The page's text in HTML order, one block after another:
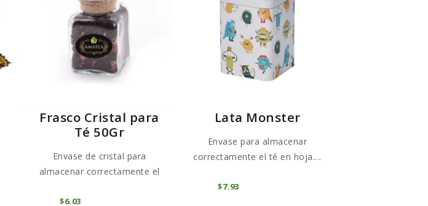
Frasco Cristal para
Té 50Gr
Envase de cristal para
almacenar correctamente el
$6 03
Lata Monster
Envase para almacenar
correctamente el té en hoja....
$7 93